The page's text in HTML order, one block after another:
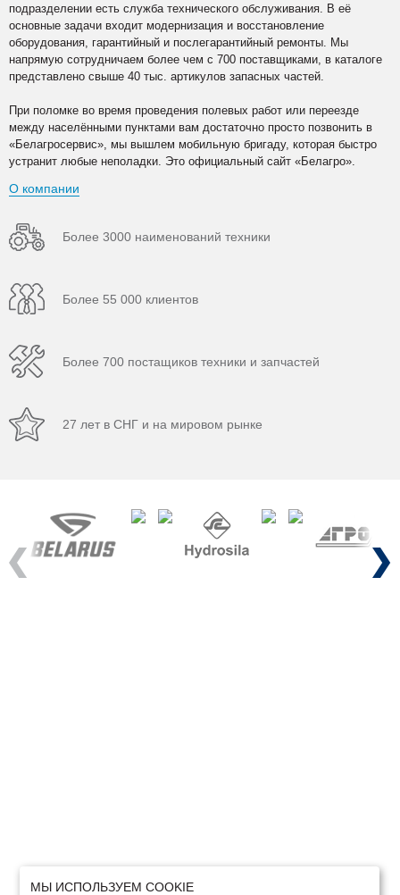
подразделении есть служба технического обслуживания. В её
основные задачи входит модернизация и восстановление
оборудования, гарантийный и послегарантийный ремонты. Мы
напрямую сотрудничаем более чем с 700 поставщиками, в каталоге
представлено свыше 40 тыс. артикулов запасных частей.
При поломке во время проведения полевых работ или переезде
между населёнными пунктами вам достаточно просто позвонить в
«Белагросервис», мы вышлем мобильную бригаду, которая быстро
устранит любые неполадки. Это официальный сайт «Белагро».
О компании
Более 3000 наименований техники
Более 55 000 клиентов
Более 700 постащиков техники и запчастей
27 лет в СНГ и на мировом рынке
Previous Next
МЫ ИСПОЛЬЗУЕМ COOKIE